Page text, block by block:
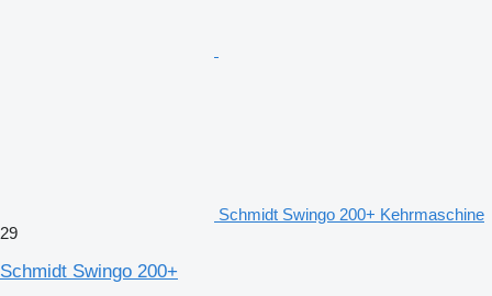
Schmidt Swingo 200+ Kehrmaschine
29
Schmidt Swingo 200+